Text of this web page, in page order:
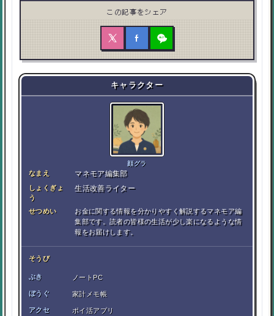
この記事をシェア
キャラクター
顔グラ
なまえ マネモア編集部
しょくぎょ
う
生活改善ライター
せつめい
お金に関する情報を分かりやすく解説するマネモア編
集部です。読者の皆様の生活が少し楽になるような情
報をお届けします。
そうび
ぶき ノートPC
ぼうぐ 家計メモ帳
アクセ ポイ活アプリ